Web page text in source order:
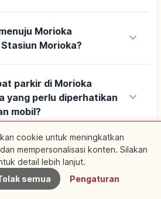
Morioka
Morioka?
keyboard_arrow_down
parkir di Morioka
yang perlu diperhatikan
mobil?
keyboard_arrow_down
goshuin (cap
di Morioka
biayanya dan jam
Terdekat
cookie untuk meningkatkan
mempersonalisasi konten. Silakan
detail lebih lanjut.
semua Pengaturan